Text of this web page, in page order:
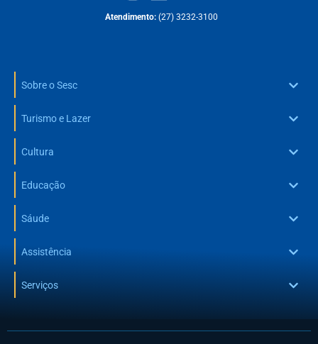
Atendimento: (27) 3232-3100
Sobre o Sesc
Turismo e Lazer
Cultura
Educação
Sáude
Assistência
Serviços